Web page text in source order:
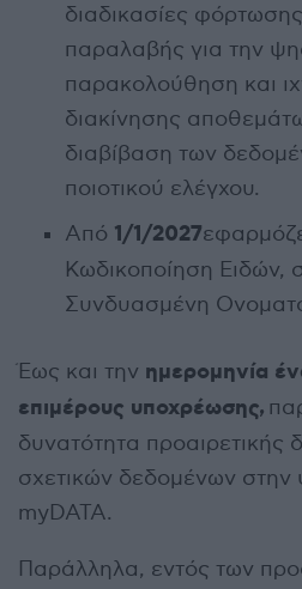
διαδικασίες
παραλαβής για την
παρακολούθηση και
διακίνησης
διαβίβαση των
ποιοτικού ελέγχου.
Από 1/1/2027
Κωδικοποίηση Ειδών,
Συνδυασμένη
Έως και την ημερομηνία
επιμέρους υποχρέωσης,
δυνατότητα προαιρετικής
σχετικών δεδομένων
myDATA.
Παράλληλα, εντός των